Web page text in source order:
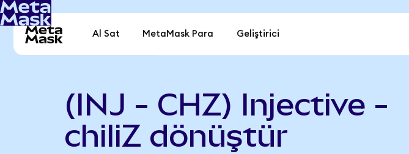
Al Sat MetaMask Para Geliştirici
(INJ - CHZ) Injective -
chiliZ dönüştür